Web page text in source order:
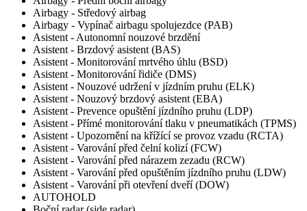
Airbagy - Středový airbag
Airbagy - Vypínač airbagu spolujezdce (PAB)
Asistent - Autonomní nouzové brzdění
Asistent - Brzdový asistent (BAS)
Asistent - Monitorování mrtvého úhlu (BSD)
Asistent - Monitorování řidiče (DMS)
Asistent - Nouzové udržení v jízdním pruhu (ELK)
Asistent - Nouzový brzdový asistent (EBA)
Asistent - Prevence opuštění jízdního pruhu (LDP)
Asistent - Přímé monitorování tlaku v pneumatikách (TPMS)
Asistent - Upozornění na křížící se provoz vzadu (RCTA)
Asistent - Varování před čelní kolizí (FCW)
Asistent - Varování před nárazem zezadu (RCW)
Asistent - Varování před opuštěním jízdního pruhu (LDW)
Asistent - Varování při otevření dveří (DOW)
AUTOHOLD